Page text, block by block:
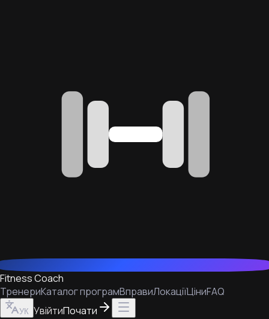
Fitness Coach
ТренериКаталог програмВправиЛокаціїЦіниFAQ
УК УвійтиПочати